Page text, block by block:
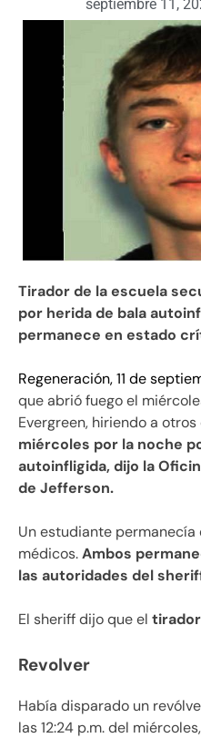
septiembre 11,
Tirador de la escuela
por herida de bala
permanece en estado
Regeneración, 11 de
que abrió fuego el
Evergreen, hiriendo a
miércoles por la noche
autoinfligida, dijo la
de Jefferson.
Un estudiante
médicos.Ambos
las autoridades del
El sheriff dijo que el tirador
Revolver
Había disparado un
las 12:24 p.m. del miércoles,